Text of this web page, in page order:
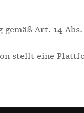
Art. 14 Abs.
stellt eine